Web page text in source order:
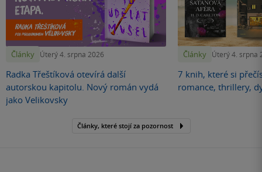
Články Úterý 4. srpna 2026
Radka Třeštíková otevírá další
autorskou kapitolu. Nový román vydá
jako Velikovsky
Články Úterý 4. srpna
7 knih, které si
romance, thrillery,
Články, které stojí za pozornost